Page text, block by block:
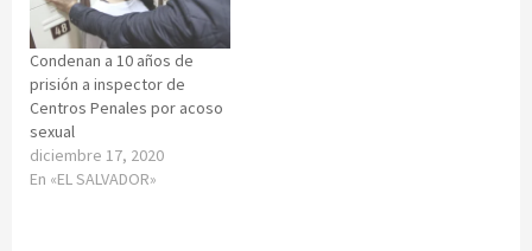
Condenan a 10 años de
prisión a inspector de
Centros Penales por acoso
sexual
diciembre 17, 2020
En «EL SALVADOR»